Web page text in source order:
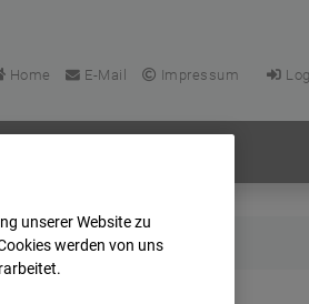
Home E-Mail Impressum
07:30
unserer Website zu
werden von uns